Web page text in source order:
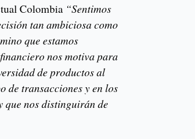
Colombia “Sentimos
tan ambiciosa como
que estamos
nos motiva para
de productos al
de transacciones y en los
que nos distinguirán de